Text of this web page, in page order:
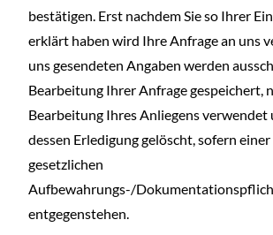
bestätigen. Erst nachdem Sie so Ihrer
erklärt haben wird Ihre Anfrage an uns
uns gesendeten Angaben werden
Bearbeitung Ihrer Anfrage gespeichert,
Bearbeitung Ihres Anliegens verwendet
dessen Erledigung gelöscht, sofern
gesetzlichen
Aufbewahrungs-/
entgegenstehen.